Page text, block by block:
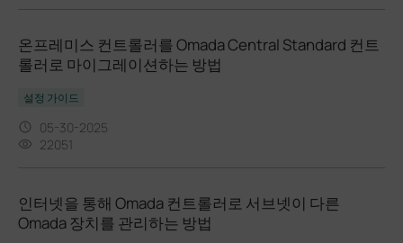
온프레미스 컨트롤러를 Omada Central Standard 컨트
롤러로 마이그레이션하는 방법
설정 가이드
05-30-2025
22051
인터넷을 통해 Omada 컨트롤러로 서브넷이 다른
Omada 장치를 관리하는 방법